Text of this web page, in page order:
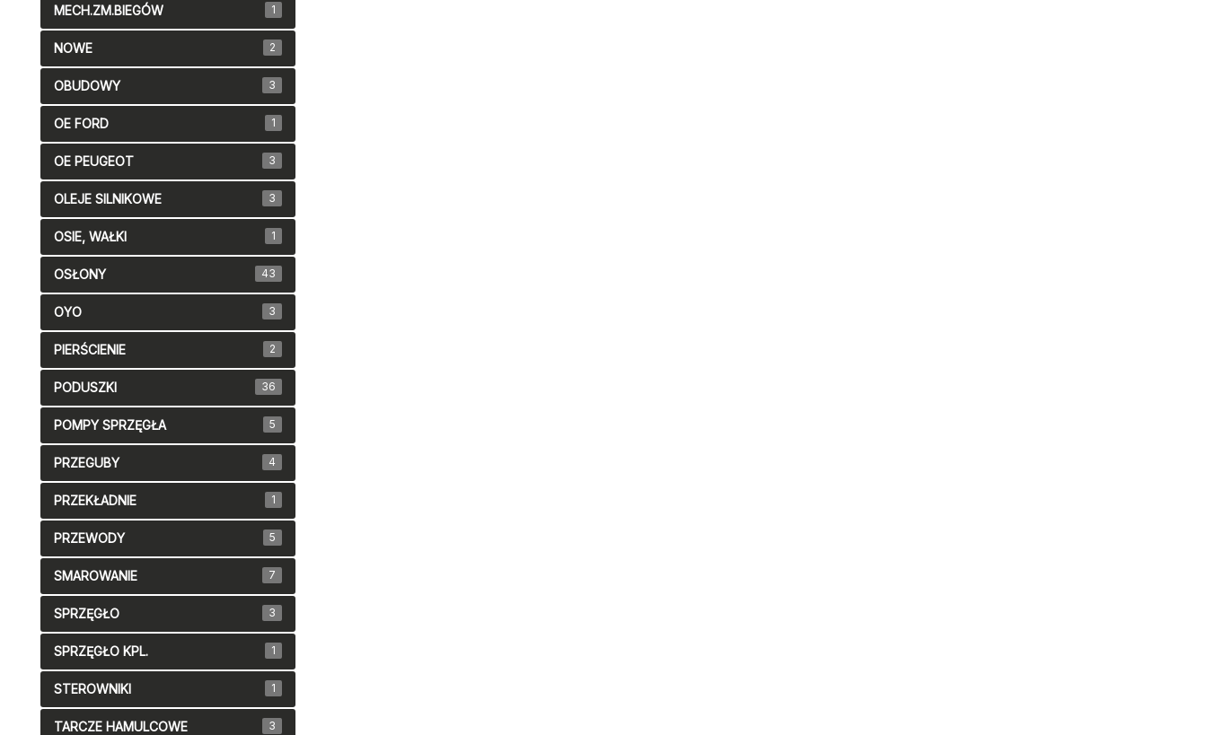
MECH.ZM.BIEGÓW 1
NOWE 2
OBUDOWY 3
OE FORD 1
OE PEUGEOT 3
OLEJE SILNIKOWE 3
OSIE, WAŁKI 1
OSŁONY 43
OYO 3
PIERŚCIENIE 2
PODUSZKI 36
POMPY SPRZĘGŁA 5
PRZEGUBY 4
PRZEKŁADNIE 1
PRZEWODY 5
SMAROWANIE 7
SPRZĘGŁO 3
SPRZĘGŁO KPL. 1
STEROWNIKI 1
TARCZE HAMULCOWE 3